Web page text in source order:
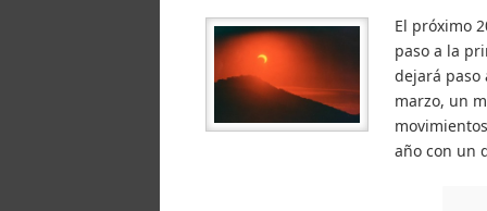
El próximo
paso a la
dejará paso
marzo, un
año con un